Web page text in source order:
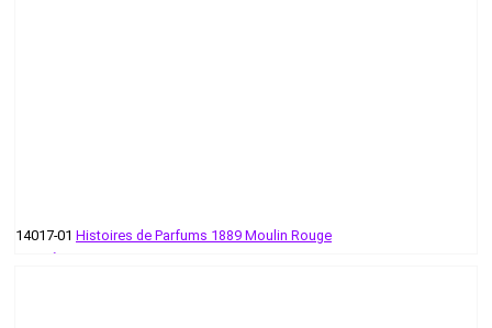
14017-01 Histoires de Parfums 1889 Moulin Rouge
58 руб